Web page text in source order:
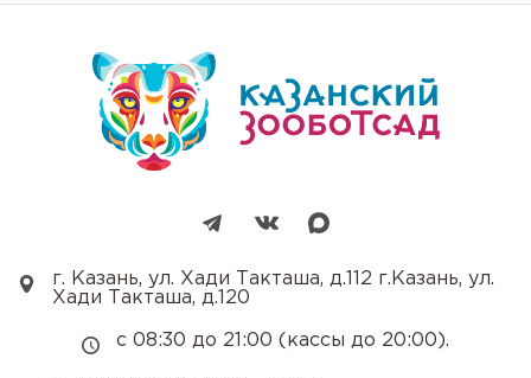
г. Казань, ул. Хади Такташа, д.112 г.Казань, ул.
Хади Такташа, д.120
с 08:30 до 21:00 (кассы до 20:00).